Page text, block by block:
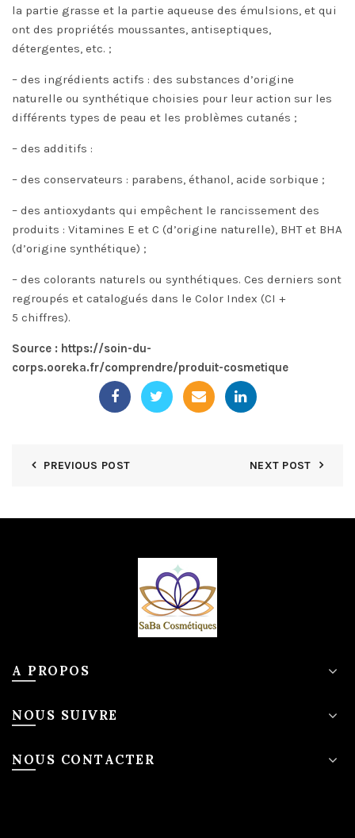
la partie grasse et la partie aqueuse des émulsions, et qui
ont des propriétés moussantes, antiseptiques,
détergentes, etc. ;
– des ingrédients actifs : des substances d’origine
naturelle ou synthétique choisies pour leur action sur les
différents types de peau et les problèmes cutanés ;
– des additifs :
– des conservateurs : parabens, éthanol, acide sorbique ;
– des antioxydants qui empêchent le rancissement des
produits : Vitamines E et C (d’origine naturelle), BHT et BHA
(d’origine synthétique) ;
– des colorants naturels ou synthétiques. Ces derniers sont
regroupés et catalogués dans le Color Index (CI +
5 chiffres).
Source : https://soin-du-
corps.ooreka.fr/comprendre/produit-cosmetique
PREVIOUS POST NEXT POST
A PROPOS
NOUS SUIVRE
NOUS CONTACTER